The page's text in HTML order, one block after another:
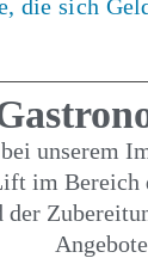
die sich
unserem
im Bereich
der